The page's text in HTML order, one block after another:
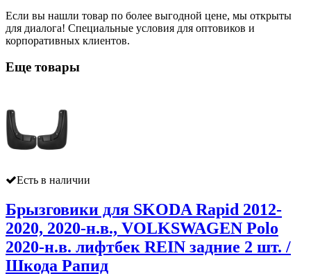
Если вы нашли товар по более выгодной цене, мы открыты
для диалога! Специальные условия для оптовиков и
корпоративных клиентов.
Еще товары
Есть в наличии
Брызговики для SKODA Rapid 2012-
2020, 2020-н.в., VOLKSWAGEN Polo
2020-н.в. лифтбек REIN задние 2 шт. /
Шкода Рапид